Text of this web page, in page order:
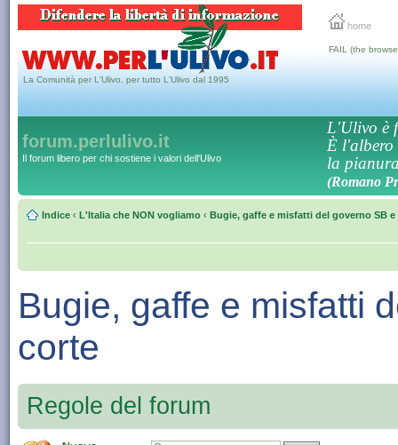
home
La Comunità per L'Ulivo, per tutto L'Ulivo dal 1995
FAIL (the
forum.perlulivo.it
Il forum libero per chi sostiene i valori dell'Ulivo
L'Ulivo è
È l'albero
la
(Romano
Indice ‹ L'Italia che NON vogliamo ‹ Bugie, gaffe e misfatti del governo SB e
Bugie, gaffe e misfatti
corte
Regole del forum